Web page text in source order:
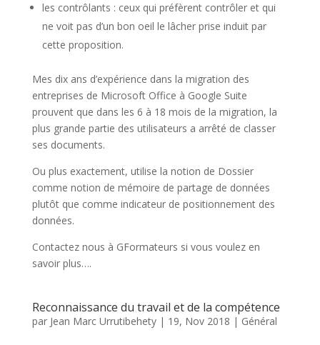
les contrôlants : ceux qui préfèrent contrôler et qui
ne voit pas d’un bon oeil le lâcher prise induit par
cette proposition.
Mes dix ans d’expérience dans la migration des
entreprises de Microsoft Office à Google Suite
prouvent que dans les 6 à 18 mois de la migration, la
plus grande partie des utilisateurs a arrêté de classer
ses documents.
Ou plus exactement, utilise la notion de Dossier
comme notion de mémoire de partage de données
plutôt que comme indicateur de positionnement des
données.
Contactez nous à GFormateurs si vous voulez en
savoir plus….
Reconnaissance du travail et de la compétence
par Jean Marc Urrutibehety| 19, Nov 2018 | Général